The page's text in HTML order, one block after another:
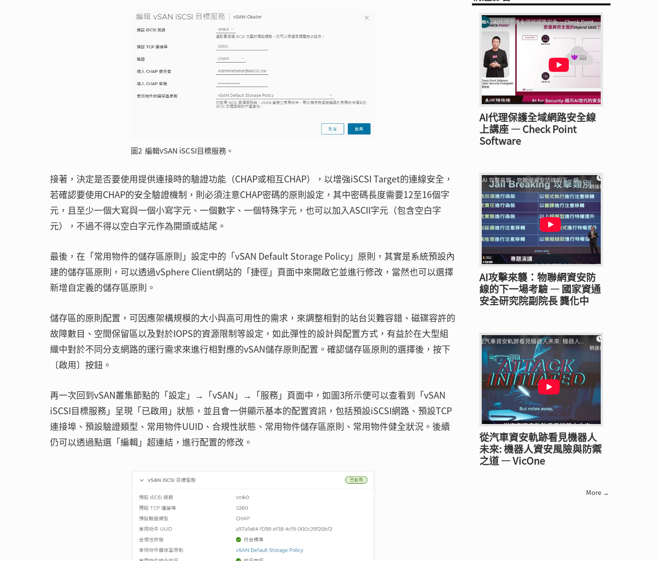
圖2 編輯vSAN iSCSI目標服務。
接著，決定是否要使用提供連接時的驗證功能（CHAP或相互CHAP），以增強iSCSI Target的連線安全，
若確認要使用CHAP的安全驗證機制，則必須注意CHAP密碼的原則設定，其中密碼長度需要12至16個字
元，且至少一個大寫與一個小寫字元、一個數字、一個特殊字元，也可以加入ASCII字元（包含空白字
元），不過不得以空白字元作為開頭或結尾。
最後，在「常用物件的儲存區原則」設定中的「vSAN Default Storage Policy」原則，其實是系統預設內
建的儲存區原則，可以透過vSphere Client網站的「捷徑」頁面中來開啟它並進行修改，當然也可以選擇
新增自定義的儲存區原則。
儲存區的原則配置，可因應架構規模的大小與高可用性的需求，來調整相對的站台災難容錯、磁碟容許的
故障數目、空間保留區以及對於IOPS的資源限制等設定，如此彈性的設計與配置方式，有益於在大型組
織中對於不同分支網路的運行需求來進行相對應的vSAN儲存原則配置。確認儲存區原則的選擇後，按下
〔啟用〕按鈕。
再一次回到vSAN叢集節點的「設定」→「vSAN」→「服務」頁面中，如圖3所示便可以查看到「vSAN
iSCSI目標服務」呈現「已啟用」狀態，並且會一併顯示基本的配置資訊，包括預設iSCSI網路、預設TCP
連接埠、預設驗證類型、常用物件UUID、合規性狀態、常用物件儲存區原則、常用物件健全狀況。後續
仍可以透過點選「編輯」超連結，進行配置的修改。
AI代理保護全域網路安全線
上講座 — Check Point
Software
AI攻擊來襲：物聯網資安防
線的下一場考驗 — 國家資通
安全研究院副院長 龔化中
從汽車資安軌跡看見機器人
未來: 機器人資安風險與防禦
之道 — VicOne
More →